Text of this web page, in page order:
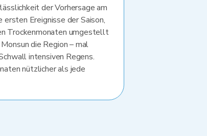
der Vorhersage am
Ereignisse der Saison,
Trockenmonaten umgestellt
die Region – mal
intensiven Regens.
nützlicher als jede